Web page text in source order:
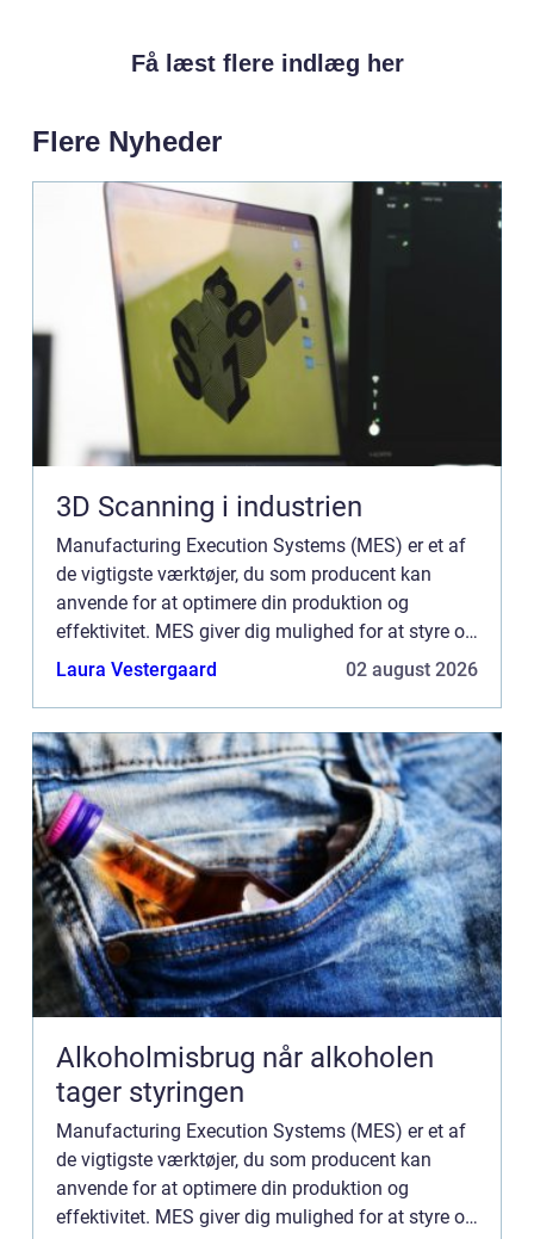
Få læst flere indlæg her
Flere Nyheder
3D Scanning i industrien
Manufacturing Execution Systems (MES) er et af
de vigtigste værktøjer, du som producent kan
anvende for at optimere din produktion og
effektivitet. MES giver dig mulighed for at styre og
overvåge produktionen på én central platform,
Laura Vestergaard 02 august 2026
Alkoholmisbrug når alkoholen
tager styringen
Manufacturing Execution Systems (MES) er et af
de vigtigste værktøjer, du som producent kan
anvende for at optimere din produktion og
effektivitet. MES giver dig mulighed for at styre og